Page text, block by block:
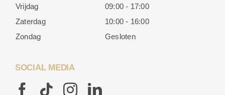
Vrijdag
09:00 - 17:00
Zaterdag
10:00 - 16:00
Zondag
Gesloten
SOCIAL MEDIA